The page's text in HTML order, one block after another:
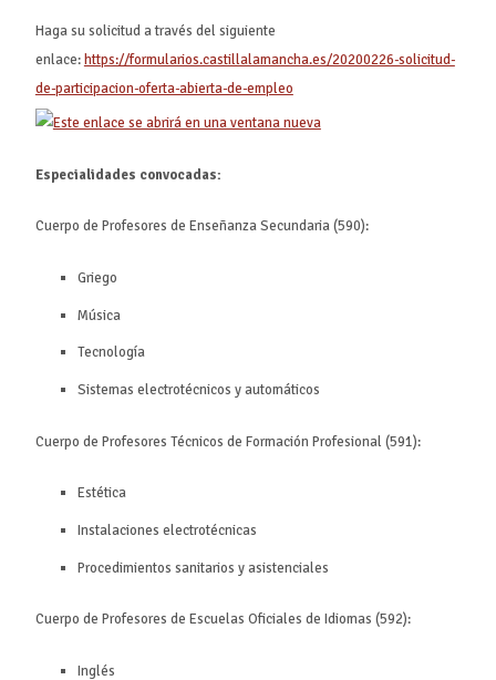
Haga su solicitud a través del siguiente
enlace: https://formularios.castillalamancha.es/20200226-solicitud-
de-participacion-oferta-abierta-de-empleo
Especialidades convocadas:
Cuerpo de Profesores de Enseñanza Secundaria (590):
Griego
Música
Tecnología
Sistemas electrotécnicos y automáticos
Cuerpo de Profesores Técnicos de Formación Profesional (591):
Estética
Instalaciones electrotécnicas
Procedimientos sanitarios y asistenciales
Cuerpo de Profesores de Escuelas Oficiales de Idiomas (592):
Inglés